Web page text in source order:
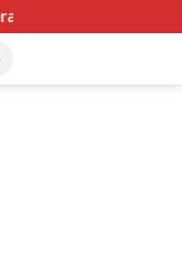
Arang, Apa